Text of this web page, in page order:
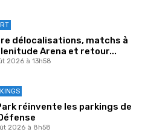
délocalisations, matchs à
Arena et retour...
2026 à 13h58
réinvente les parkings de
2026 à 8h58